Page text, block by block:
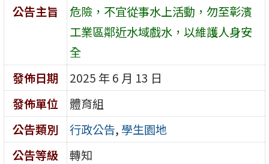
公告主旨
危險，不宜從事水上活動，勿至彰濱
工業區鄰近水域戲水，以維護人身安
全
發佈日期
2025 年 6 月 13 日
發佈單位
體育組
公告類別
行政公告, 學生園地
公告等級
轉知